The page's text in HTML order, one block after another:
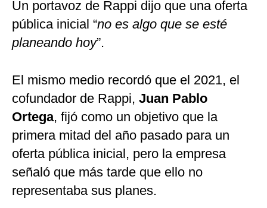
Un portavoz de Rappi dijo que una oferta
pública inicial “no es algo que se esté
planeando hoy”.
El mismo medio recordó que el 2021, el
cofundador de Rappi, Juan Pablo
Ortega, fijó como un objetivo que la
primera mitad del año pasado para un
oferta pública inicial, pero la empresa
señaló que más tarde que ello no
representaba sus planes.